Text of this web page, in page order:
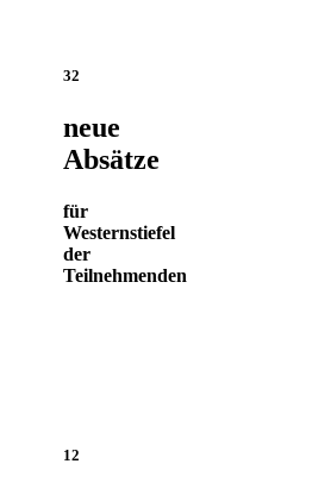
32
neue
Absätze
für
Westernstiefel
der
Teilnehmenden
12